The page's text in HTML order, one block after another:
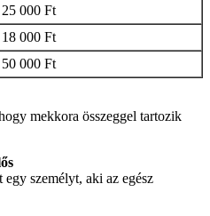
25 000 Ft
18 000 Ft
50 000 Ft
mekkora összeggel tartozik
személyt, aki az egész